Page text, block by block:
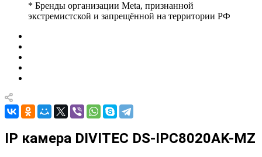
* Бренды организации Meta, признанной
экстремистской и запрещённой на территории РФ
IP камера DIVITEC DS-IPC8020AK-MZ